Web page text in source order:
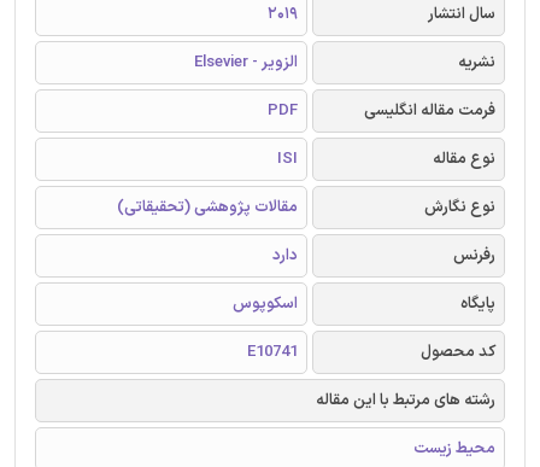
سال انتشار
2019
نشریه
الزویر - Elsevier
فرمت مقاله انگلیسی
PDF
نوع مقاله
ISI
نوع نگارش
مقالات پژوهشی (تحقیقاتی)
رفرنس
دارد
پایگاه
اسکوپوس
کد محصول
E10741
رشته های مرتبط با این مقاله
محیط زیست